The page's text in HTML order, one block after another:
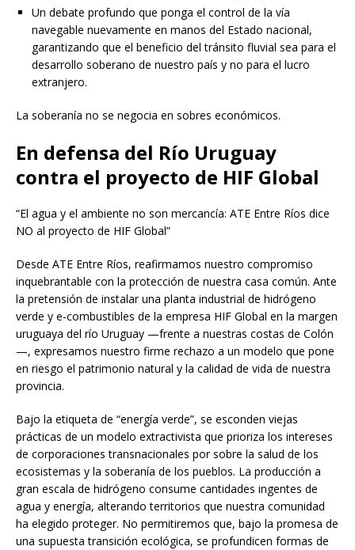
Un debate profundo que ponga el control de la vía
navegable nuevamente en manos del Estado nacional,
garantizando que el beneficio del tránsito fluvial sea para el
desarrollo soberano de nuestro país y no para el lucro
extranjero.
La soberanía no se negocia en sobres económicos.
En defensa del Río Uruguay
contra el proyecto de HIF Global
“El agua y el ambiente no son mercancía: ATE Entre Ríos dice
NO al proyecto de HIF Global”
Desde ATE Entre Ríos, reafirmamos nuestro compromiso
inquebrantable con la protección de nuestra casa común. Ante
la pretensión de instalar una planta industrial de hidrógeno
verde y e-combustibles de la empresa HIF Global en la margen
uruguaya del río Uruguay —frente a nuestras costas de Colón
—, expresamos nuestro firme rechazo a un modelo que pone
en riesgo el patrimonio natural y la calidad de vida de nuestra
provincia.
Bajo la etiqueta de “energía verde”, se esconden viejas
prácticas de un modelo extractivista que prioriza los intereses
de corporaciones transnacionales por sobre la salud de los
ecosistemas y la soberanía de los pueblos. La producción a
gran escala de hidrógeno consume cantidades ingentes de
agua y energía, alterando territorios que nuestra comunidad
ha elegido proteger. No permitiremos que, bajo la promesa de
una supuesta transición ecológica, se profundicen formas de